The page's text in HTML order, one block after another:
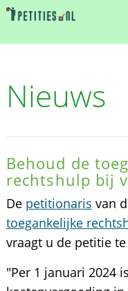
Nieuws
Behoud de
rechtshulp bij
De petitionaris van
toegankelijke
vraagt u de petitie
"Per 1 januari 2024